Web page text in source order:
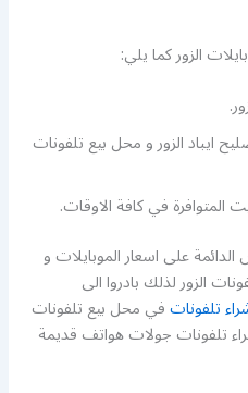
الزور كما يلي:
ايباد الزور و محل بيع تلفونات
المتوافرة في كافة الاوقات.
على اسعار الموبايلات و
الزور لذلك بادروا الى
تلفوناتفي محل بيع تلفونات
تلفونات جولات هواتف قديمة